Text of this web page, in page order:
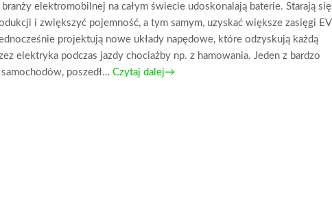
elektromobilnej na całym świecie udoskonalają baterie. Starają się
i zwiększyć pojemność, a tym samym, uzyskać większe zasięgi EV
projektują nowe układy napędowe, które odzyskują każdą
elektryka podczas jazdy chociażby np. z hamowania. Jeden z bardzo
poszedł…Czytaj dalej→